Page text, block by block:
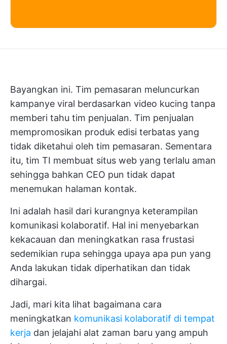
Bayangkan ini. Tim pemasaran meluncurkan
kampanye viral berdasarkan video kucing tanpa
memberi tahu tim penjualan. Tim penjualan
mempromosikan produk edisi terbatas yang
tidak diketahui oleh tim pemasaran. Sementara
itu, tim TI membuat situs web yang terlalu aman
sehingga bahkan CEO pun tidak dapat
menemukan halaman kontak.
Ini adalah hasil dari kurangnya keterampilan
komunikasi kolaboratif. Hal ini menyebarkan
kekacauan dan meningkatkan rasa frustasi
sedemikian rupa sehingga upaya apa pun yang
Anda lakukan tidak diperhatikan dan tidak
dihargai.
Jadi, mari kita lihat bagaimana cara
meningkatkan komunikasi kolaboratif di tempat
kerja dan jelajahi alat zaman baru yang ampuh